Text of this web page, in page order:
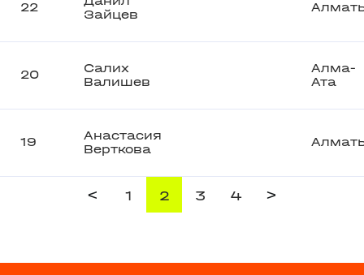
22
Зайцев
20
Салих
Валишев
Алма-
Ата
19
Анастасия
Верткова
< 1 2 3 4 >